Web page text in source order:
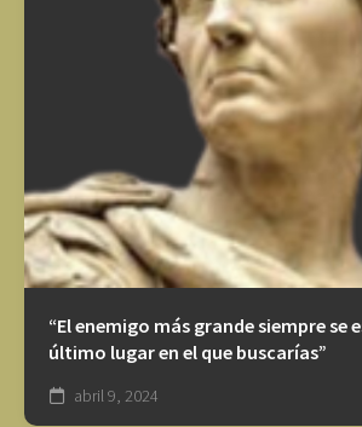
“El enemigo más grande siempre se
último lugar en el que buscarías”
abril 9, 2024